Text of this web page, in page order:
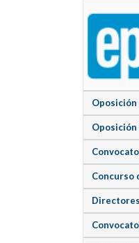
Oposición
Oposición
Concurso